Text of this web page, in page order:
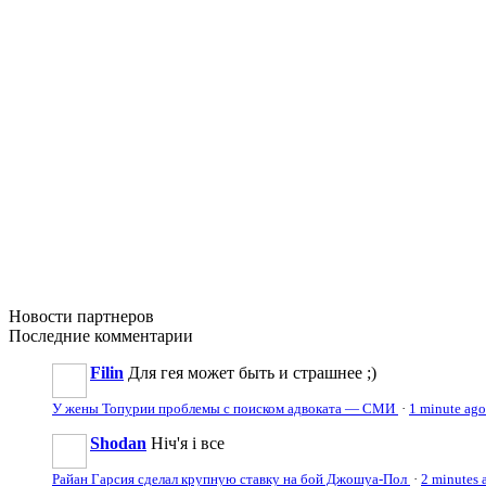
Новости партнеров
Последние комментарии
Filin Для гея может быть и страшнее ;)
У жены Топурии проблемы с поиском адвоката — СМИ · 1 minute ago
Shodan Ніч'я і все
Райан Гарсия сделал крупную ставку на бой Джошуа-Пол · 2 minutes